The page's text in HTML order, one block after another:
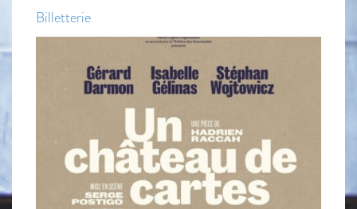
Billetterie